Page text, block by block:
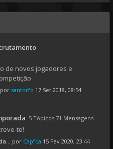
de novos jogadores e
por santorfo 17 Set 2018, 08:54
5 Tópicos 71 Mensagens
te!
por Capfca 15 Fev 2020, 23:44